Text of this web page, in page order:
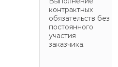
контрактных
обязательств без
постоянного
участия
заказчика.